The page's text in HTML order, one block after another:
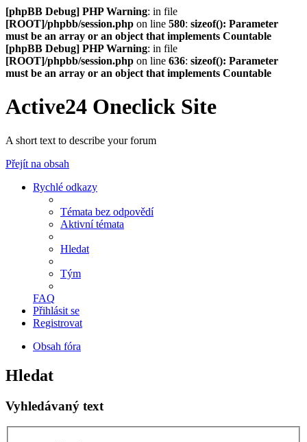
[phpBB Debug] PHP Warning: in file
[ROOT]/phpbb/session.php on line 580: sizeof(): Parameter
must be an array or an object that implements Countable
[phpBB Debug] PHP Warning: in file
[ROOT]/phpbb/session.php on line 636: sizeof(): Parameter
must be an array or an object that implements Countable
Active24 Oneclick Site
A short text to describe your forum
Přejít na obsah
Rychlé odkazy
Témata bez odpovědí
Aktivní témata
Hledat
Tým
FAQ
Přihlásit se
Registrovat
Obsah fóra
Hledat
Vyhledávaný text